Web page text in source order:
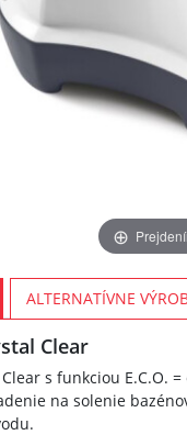
ALTERNATÍVNE
Clear
s funkciou E.C.O.
na solenie